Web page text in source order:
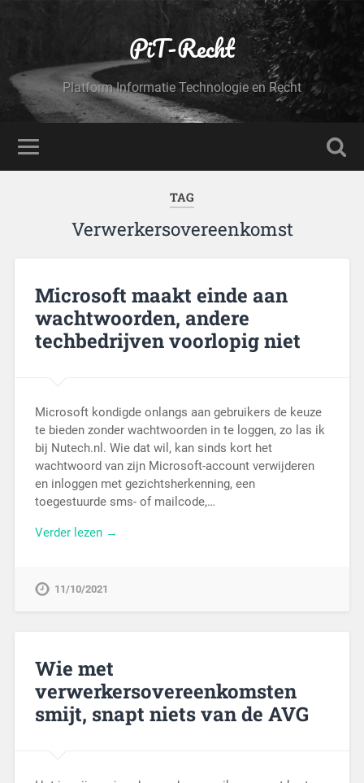
PiT-Recht
Platform Informatie Technologie en Recht
TAG
Verwerkersovereenkomst
Microsoft maakt einde aan
wachtwoorden, andere
techbedrijven voorlopig niet
Microsoft kondigde onlangs aan gebruikers de keuze
te bieden zonder wachtwoorden in te loggen, zo las ik
bij Nutech.nl. Wie dat wil, kan sinds kort het
wachtwoord van zijn Microsoft-account verwijderen
en inloggen met gezichtsherkenning, een
toegestuurde sms- of mailcode,…
Verder lezen →
11/10/2021
Wie met
verwerkersovereenkomsten
smijt, snapt niets van de AVG